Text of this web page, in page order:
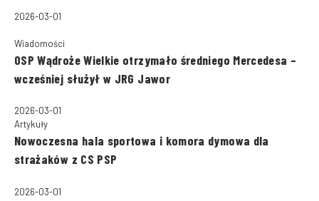
2026-03-01
Wiadomości
OSP Wądroże Wielkie otrzymało średniego Mercedesa –
wcześniej służył w JRG Jawor
2026-03-01
Artykuły
Nowoczesna hala sportowa i komora dymowa dla
strażaków z CS PSP
2026-03-01